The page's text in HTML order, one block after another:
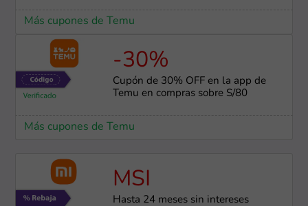
Más cupones de Temu
-30%
Cupón de 30% OFF en la app de
Temu en compras sobre S/80
Más cupones de Temu
MSI
Hasta 24 meses sin intereses